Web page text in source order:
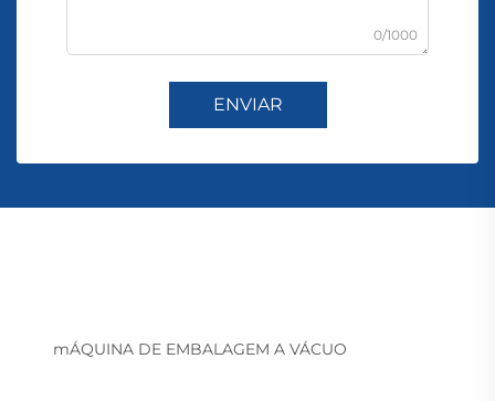
0/1000
ENVIAR
mÁQUINA DE EMBALAGEM A VÁCUO